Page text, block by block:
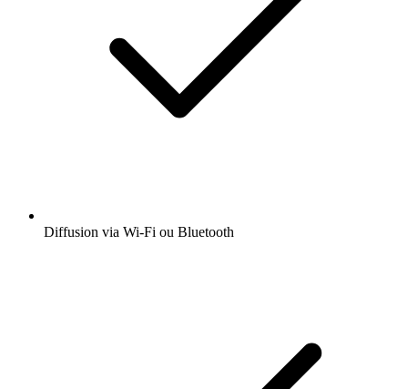
Diffusion via Wi-Fi ou Bluetooth